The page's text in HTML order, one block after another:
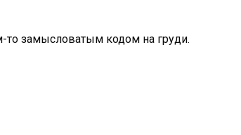
то замысловатым кодом на груди.